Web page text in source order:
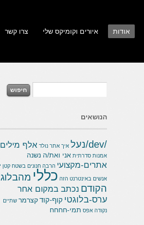
אודות איורים וקומיקס שלי צרו קשר
הנושאים
איך אתר נולד אלף מילים
אמנות סדרתית אני ואת/ה נשנה
אתרים-מקצועי הרבה חנונים בשטח קטן יש
אנשים באינטרנט הזה כללימהבלוג
הקודםנכתב במקום אחר
ערס-בלוגטי קוף-קוד קצרמר שתיים
נקודה אפס תמי-חחחח